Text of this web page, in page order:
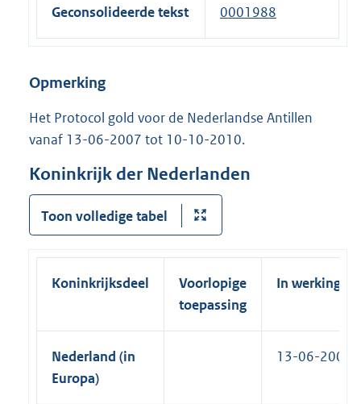
e
)
r
n
n
e
e
Geconsolideerde tekst 0001988
Opmerking
Het Protocol gold voor de Nederlandse Antillen
vanaf 13-06-2007 tot 10-10-2010.
Koninkrijk der Nederlanden
Toon volledige tabel
Koninkrijksdeel
Voorlopige
toepassing
In werking
Nederland (in
Europa)
13-06-2007